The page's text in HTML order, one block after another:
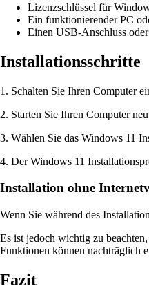
Lizenzschlüssel für
Ein funktionierender PC
Einen USB-Anschluss
Installationsschritte
1. Schalten Sie Ihren Computer
2. Starten Sie Ihren Computer
3. Wählen Sie das Windows 11
4. Der Windows 11
Installation ohne
Wenn Sie während des
Es ist jedoch wichtig zu
Funktionen können nachträglich
Fazit